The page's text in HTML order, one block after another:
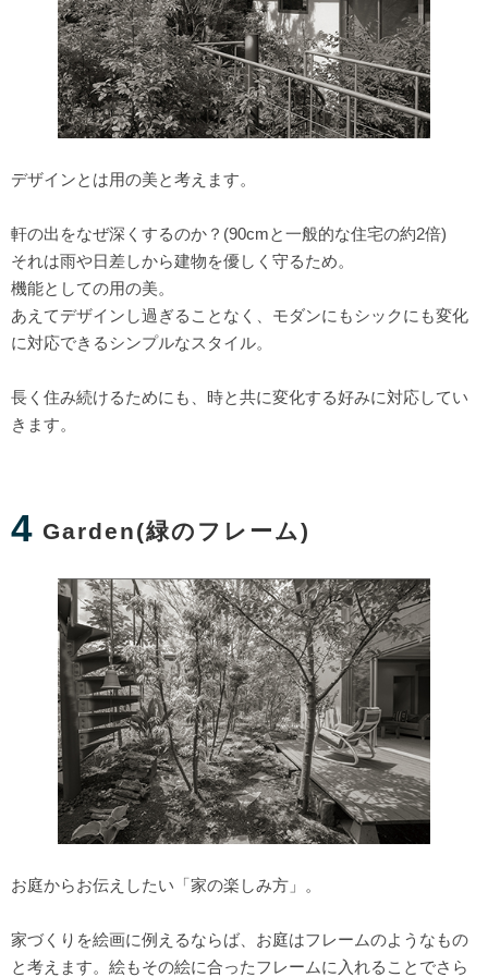
デザインとは用の美と考えます。
軒の出をなぜ深くするのか？(90cmと一般的な住宅の約2倍)
それは雨や日差しから建物を優しく守るため。
機能としての用の美。
あえてデザインし過ぎることなく、モダンにもシックにも変化
に対応できるシンプルなスタイル。
長く住み続けるためにも、時と共に変化する好みに対応してい
きます。
4 Garden(緑のフレーム)
お庭からお伝えしたい「家の楽しみ方」。
家づくりを絵画に例えるならば、お庭はフレームのようなもの
と考えます。絵もその絵に合ったフレームに入れることでさら